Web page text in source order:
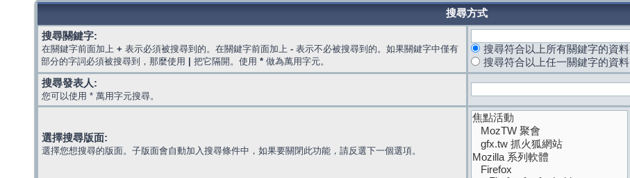
搜尋方式
搜尋關鍵字:
在關鍵字前面加上 + 表示必須被搜尋到的。在關鍵字前面加上 - 表示不必被搜尋到的。如果關鍵字中僅有
部分的字詞必須被搜尋到，那麼使用
把它隔開。使用 * 做為萬用字元。
搜尋符合以上所有關鍵字的資料
搜尋符合以上任一關鍵字的資料
搜尋發表人:
您可以使用 * 萬用字元搜尋。
選擇搜尋版面:
選擇您想搜尋的版面。子版面會自動加入搜尋條件中，如果要關閉此功能，請反選下一個選項。